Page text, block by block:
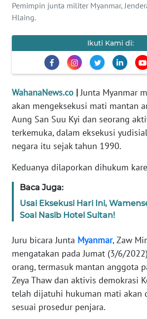
Pemimpin junta militer Myanmar,
Hlaing.
Ikuti Kami di:
WahanaNews.co |Junta Myanmar
akan mengeksekusi mati mantan
Aung San Suu Kyi dan seorang
terkemuka, dalam eksekusi
negara itu sejak tahun 1990.
Keduanya dilaporkan dihukum
Baca Juga:
Usai Eksekusi Hari Ini,
Soal Nasib Hotel Sultan!
Juru bicara Junta Myanmar, Zaw
mengatakan pada Jumat (3/6/
orang, termasuk mantan anggota
Zeya Thaw dan aktivis demokrasi
telah dijatuhi hukuman mati akan
sesuai prosedur penjara.
SERBA-SERBI
PENDIDIKAN
OLAHRAGA
OPINI
EDITORIAL
Informasi
INDEKS
KONTAK
KAMI
INFO
IKLAN
TENTANG
KAMI
PEDOMAN